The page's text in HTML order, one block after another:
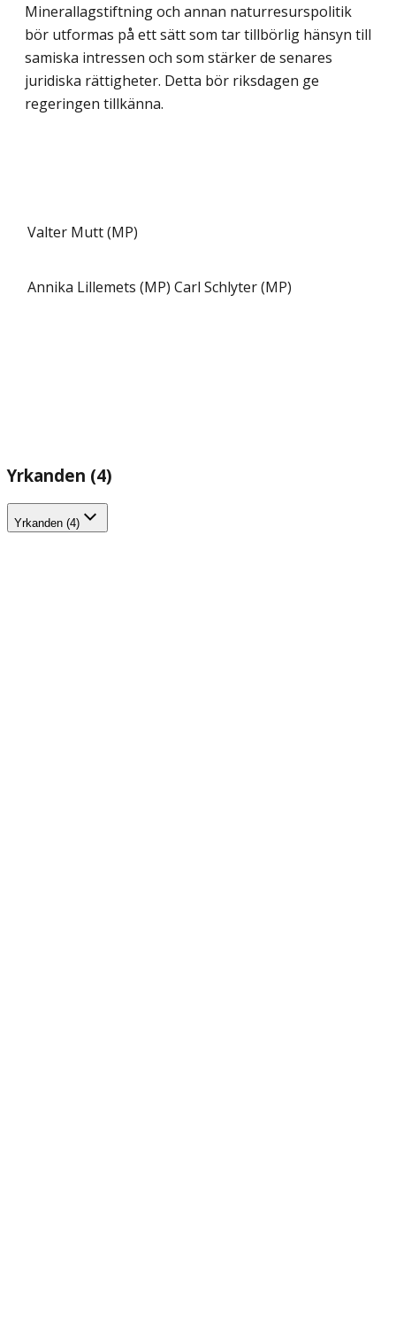
Minerallagstiftning och annan naturresurspolitik
bör utformas på ett sätt som tar tillbörlig hänsyn till
samiska intressen och som stärker de senares
juridiska rättigheter. Detta bör riksdagen ge
regeringen tillkänna.
Valter Mutt (MP)
Annika Lillemets (MP) Carl Schlyter (MP)
Yrkanden (4)
Yrkanden (4)